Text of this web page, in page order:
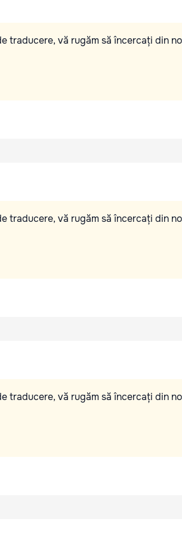
traducere, vă rugăm să încercați din
traducere, vă rugăm să încercați din
traducere, vă rugăm să încercați din